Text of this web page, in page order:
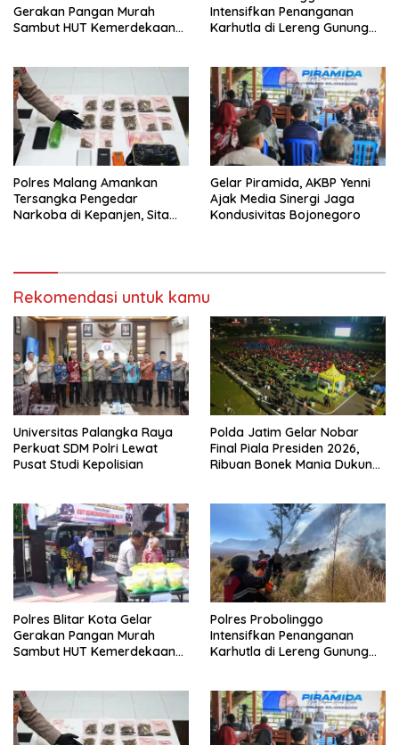
Gerakan Pangan Murah
Sambut HUT Kemerdekaan
Intensifkan Penanganan
Karhutla di Lereng Gunung
Polres Malang Amankan
Tersangka Pengedar
Narkoba di Kepanjen, Sita
Gelar Piramida, AKBP Yenni
Ajak Media Sinergi Jaga
Kondusivitas Bojonegoro
Rekomendasi untuk kamu
Universitas Palangka Raya
Perkuat SDM Polri Lewat
Pusat Studi Kepolisian
Polda Jatim Gelar Nobar
Final Piala Presiden 2026,
Ribuan Bonek Mania Dukung
Polres Blitar Kota Gelar
Gerakan Pangan Murah
Sambut HUT Kemerdekaan
Polres Probolinggo
Intensifkan Penanganan
Karhutla di Lereng Gunung